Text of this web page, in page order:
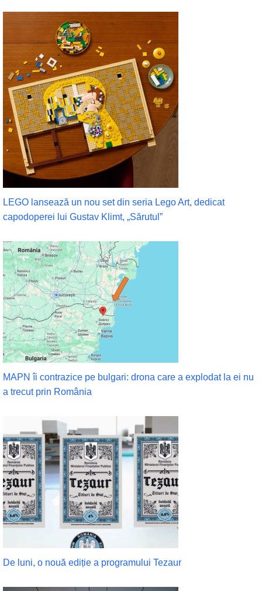
LEGO lansează un nou set din seria Lego Art, dedicat
capodoperei lui Gustav Klimt, „Sărutul”
MAPN îi contrazice pe bulgari: drona care a explodat la ei nu
a trecut prin România
De luni, o nouă ediție a programului Tezaur